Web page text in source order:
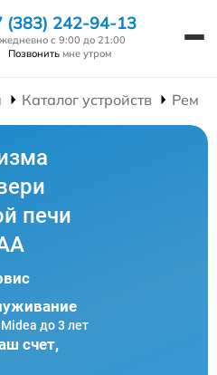
(383) 242-94-13
с 9:00 до 21:00
Позвонить мне утром
Каталог устройств
печи
до 3 лет
счет,